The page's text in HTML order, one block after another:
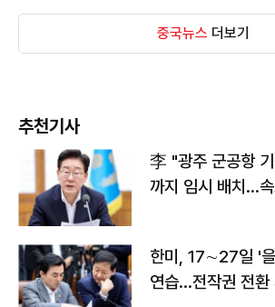
중국뉴스 더보기
추천기사
李 "광주 군공항
까지 임시 배치…
한미, 17∼27일 '
연습…전작권 전환